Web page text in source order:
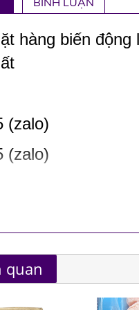
hàng biến
(zalo)
(zalo)
TM DV MTV
Văn Khương,
quan